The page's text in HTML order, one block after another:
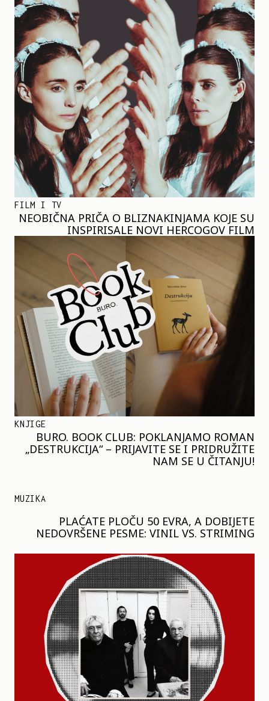
FILM I TV
NEOBIČNA PRIČA O BLIZNAKINJAMA KOJE SU
INSPIRISALE NOVI HERCOGOV FILM
KNJIGE
BURO. BOOK CLUB: POKLANJAMO ROMAN
„DESTRUKCIJA“ – PRIJAVITE SE I PRIDRUŽITE
NAM SE U ČITANJU!
MUZIKA
PLAĆATE PLOČU 50 EVRA, A DOBIJETE
NEDOVRŠENE PESME: VINIL VS. STRIMING